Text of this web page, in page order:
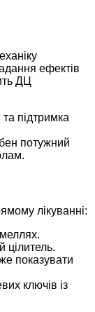
ефектів
ДЦ
підтримка
потужний
лікуванні:
цілитель.
показувати
ключів із